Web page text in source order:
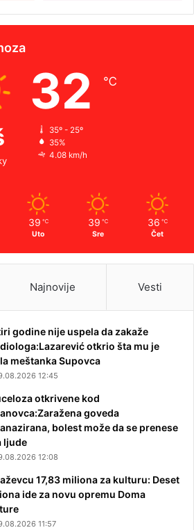
32 ℃
35º - 25º
35%
4.08 km/h
39 ℃
Uto
39 ℃
Sre
36 ℃
Čet
Najnovije Vesti
godine nije uspela da zakaže
otkrio šta mu je
meštanka Supovca
12:45
otkrivene kod
goveda
bolest može da se prenese
ljude
12:08
17,83 miliona za kulturu: Deset
ide za novu opremu Doma
11:57